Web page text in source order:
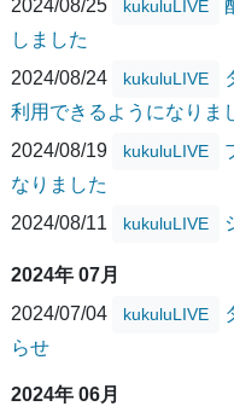
2024/08/25
kukuluLIVE
しました
2024/08/24
kukuluLIVE
利用できるようになりま
2024/08/19
kukuluLIVE
なりました
2024/08/11
kukuluLIVE
2024年 07月
2024/07/04
kukuluLIVE
らせ
2024年 06月